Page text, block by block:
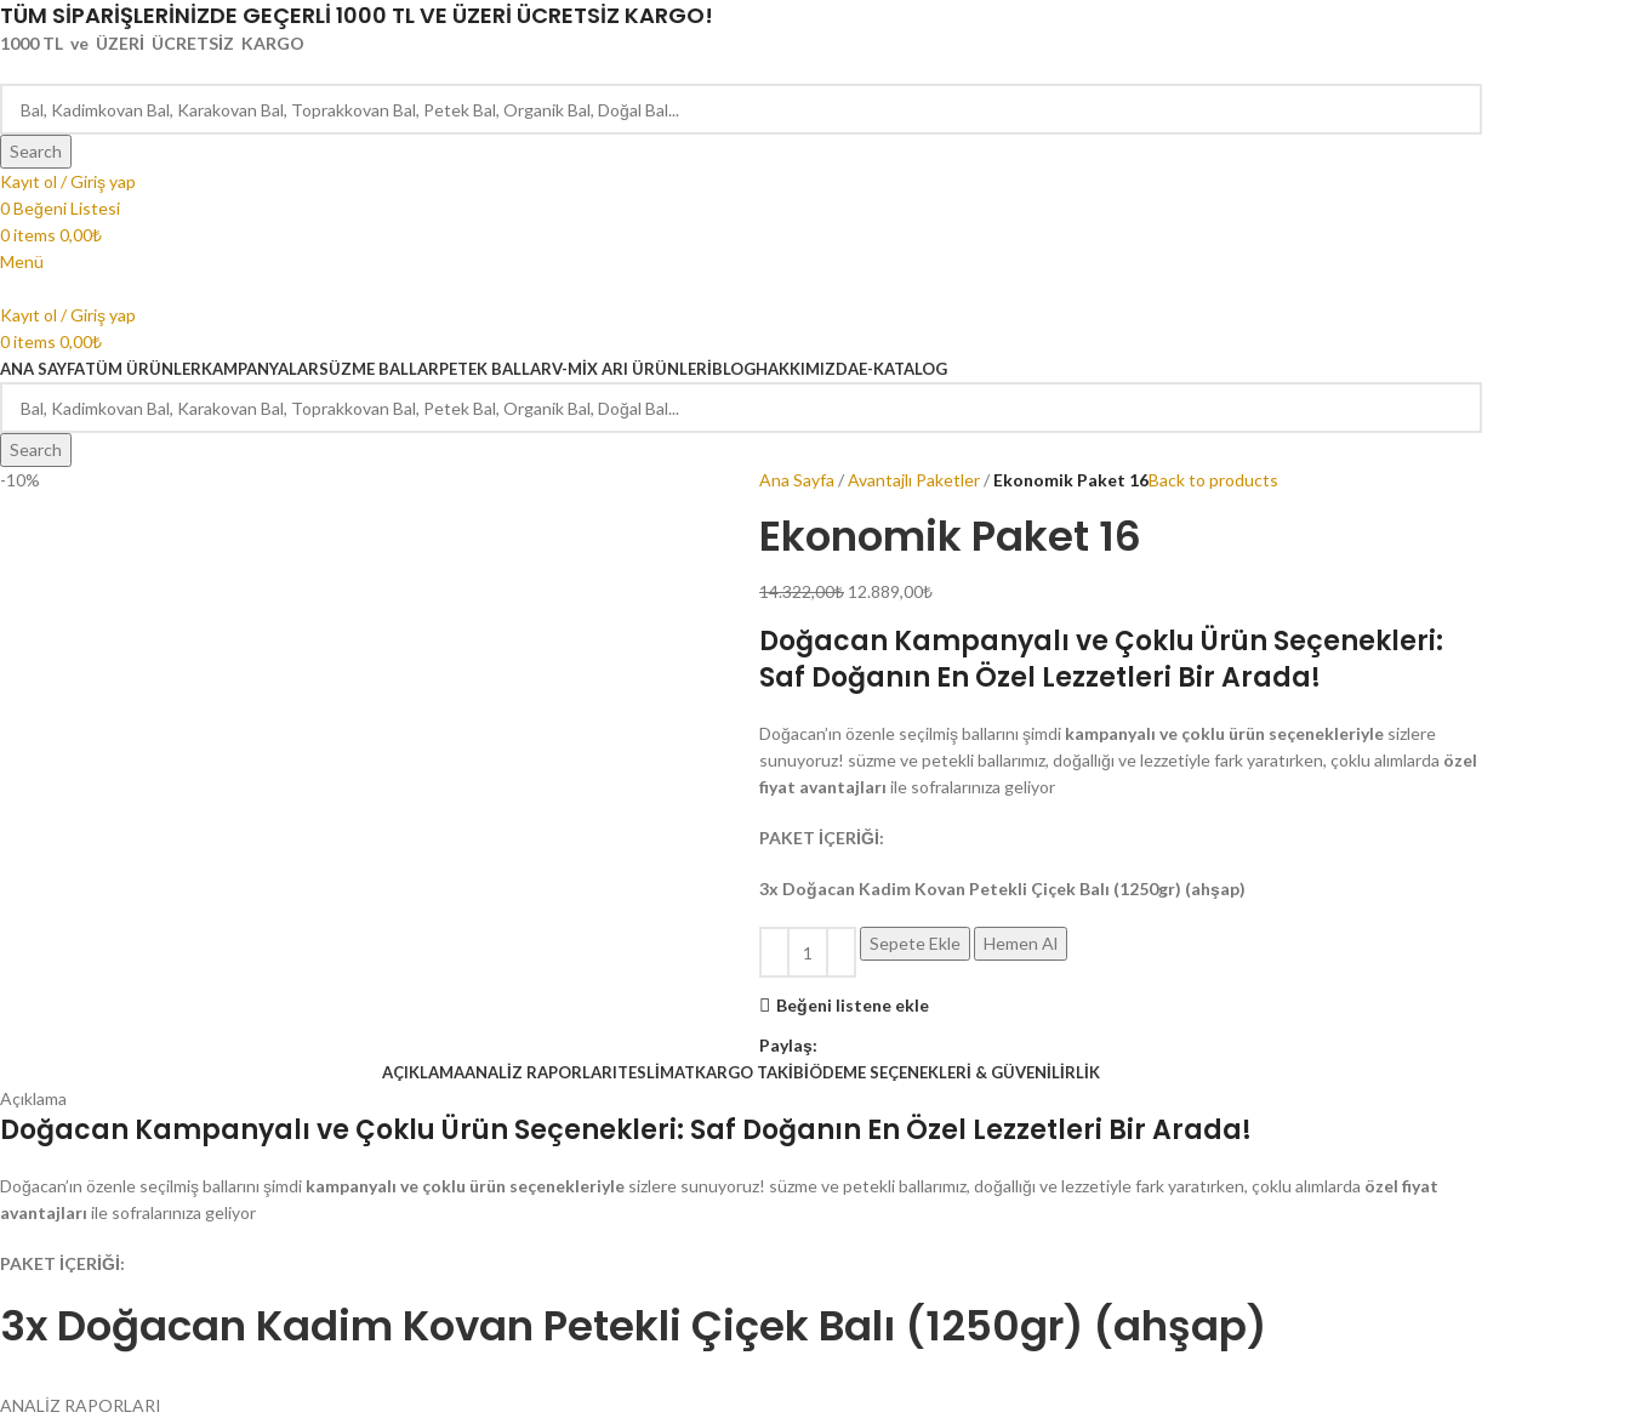
TÜM SİPARİŞLERİNİZDE GEÇERLİ 1000 TL VE ÜZERİ ÜCRETSİZ KARGO!
1000 TL ve ÜZERİ ÜCRETSİZ KARGO
Search
Kayıt ol / Giriş yap
0Beğeni Listesi
0items 0,00₺
Menü
Kayıt ol / Giriş yap
0items 0,00₺
ANA SAYFATÜM ÜRÜNLERKAMPANYALARSÜZME BALLARPETEK BALLARV-MIX ARI ÜRÜNLERIBLOGHAKKIMIZDAE-KATALOG
Search
-10%
Ana Sayfa Avantajlı Paketler Ekonomik Paket 16Back to products
Ekonomik Paket 16
14.322,00₺ 12.889,00₺
Doğacan Kampanyalı ve Çoklu Ürün Seçenekleri:
Saf Doğanın En Özel Lezzetleri Bir Arada!
Doğacan’ın özenle seçilmiş ballarını şimdi kampanyalı ve çoklu ürün seçenekleriylesizlere
sunuyoruz! süzme ve petekli ballarımız, doğallığı ve lezzetiyle fark yaratırken, çoklu alımlarda özel
fiyat avantajları ile sofralarınıza geliyor
PAKET İÇERİĞİ:
3x Doğacan Kadim Kovan Petekli Çiçek Balı (1250gr) (ahşap)
Sepete Ekle Hemen Al
Beğeni listene ekle
Paylaş:
AÇIKLAMAANALİZ RAPORLARITESLİMATKARGO TAKİBİÖDEME SEÇENEKLERİ & GÜVENİLİRLİK
Açıklama
Doğacan Kampanyalı ve Çoklu Ürün Seçenekleri: Saf Doğanın En Özel Lezzetleri Bir Arada!
Doğacan’ın özenle seçilmiş ballarını şimdi kampanyalı ve çoklu ürün seçenekleriyle sizlere sunuyoruz! süzme ve petekli ballarımız, doğallığı ve lezzetiyle fark yaratırken, çoklu alımlarda özel fiyat
avantajları ile sofralarınıza geliyor
PAKET İÇERİĞİ:
3x Doğacan Kadim Kovan Petekli Çiçek Balı (1250gr) (ahşap)
ANALİZ RAPORLARI